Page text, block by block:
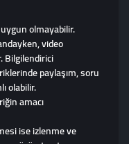
olmayabilir.
video
Bilgilendirici
paylaşım, soru
olabilir.
amacı
ise izlenme ve